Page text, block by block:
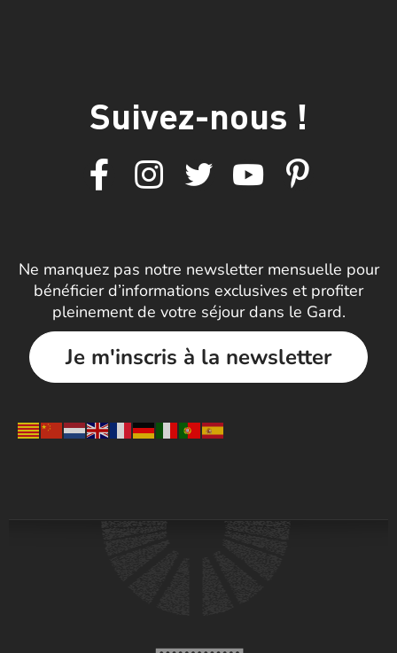
Suivez-nous !
Ne manquez pas notre newsletter mensuelle pour
bénéficier d’informations exclusives et profiter
pleinement de votre séjour dans le Gard.
Je m'inscris à la newsletter